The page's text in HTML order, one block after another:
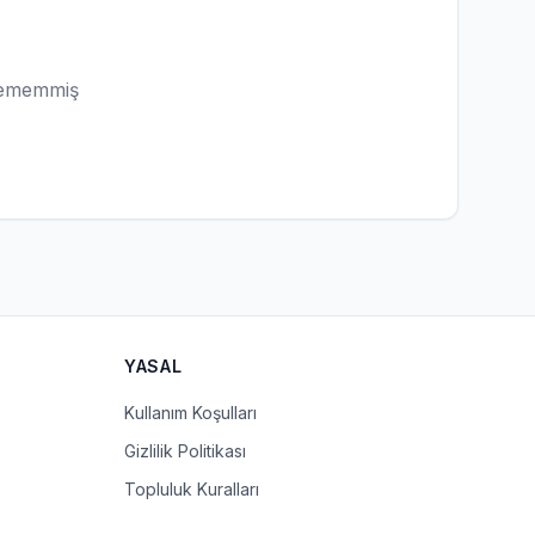
YASAL
Kullanım Koşulları
Gizlilik Politikası
Topluluk Kuralları